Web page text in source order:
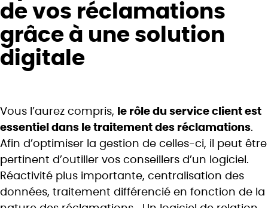
de vos réclamations
grâce à une solution
digitale
Vous l’aurez compris,
le rôle du service client est
essentiel dans le traitement des réclamations.
Afin d’optimiser la gestion de celles-ci, il peut être
pertinent d’outiller vos conseillers d’un logiciel.
Réactivité plus importante, centralisation des
données, traitement différencié en fonction de la